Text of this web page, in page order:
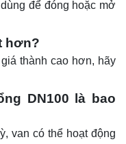
để đóng hoặc mở
hơn?
thành cao hơn, hãy
DN100 là bao
van có thể hoạt động